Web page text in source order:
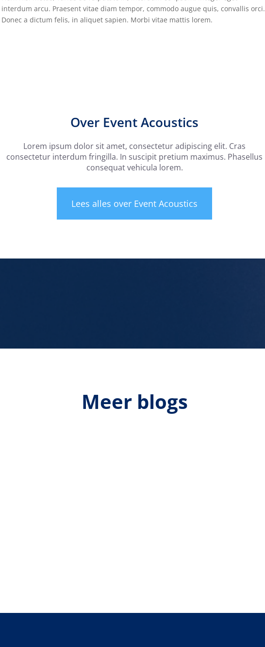
interdum arcu. Praesent vitae diam tempor, commodo augue quis, convallis orci.
Donec a dictum felis, in aliquet sapien. Morbi vitae mattis lorem.
Over Event Acoustics
Lorem ipsum dolor sit amet, consectetur adipiscing elit. Cras
consectetur interdum fringilla. In suscipit pretium maximus. Phasellus
consequat vehicula lorem.
Lees alles over Event Acoustics
Meer blogs